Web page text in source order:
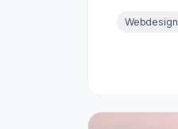
Webdesign